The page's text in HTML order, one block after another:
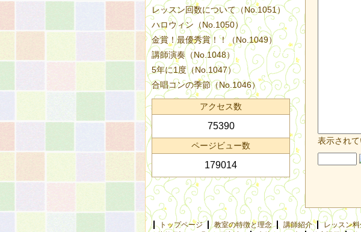
表示され
レッスン回数について（No.1051）
ハロウィン（No.1050）
金賞！最優秀賞！！（No.1049）
講師演奏（No.1048）
5年に1度（No.1047）
合唱コンの季節（No.1046）
アクセス数
75390
ページビュー数
179014
トップページ 教室の特徴と理念 講師紹介 レッスン